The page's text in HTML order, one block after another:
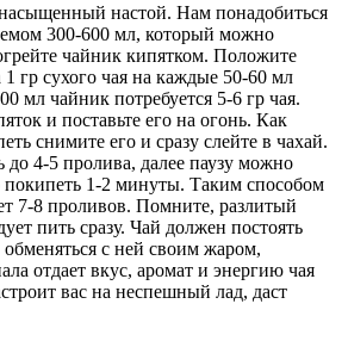
настой. Нам понадобиться
300-600 мл, который можно
чайник кипятком. Положите
1 гр сухого чая на каждые 50-60 мл
мл чайник потребуется 5-6 гр чая.
и поставьте его на огонь. Как
снимите его и сразу слейте в чахай.
до 4-5 пролива, далее паузу можно
покипеть 1-2 минуты. Таким способом
7-8 проливов. Помните, разлитый
пить сразу. Чай должен постоять
с ней своим жаром,
отдает вкус, аромат и энергию чая
вас на неспешный лад, даст